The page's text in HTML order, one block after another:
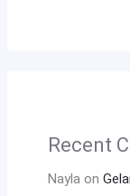
Recent
Nayla on